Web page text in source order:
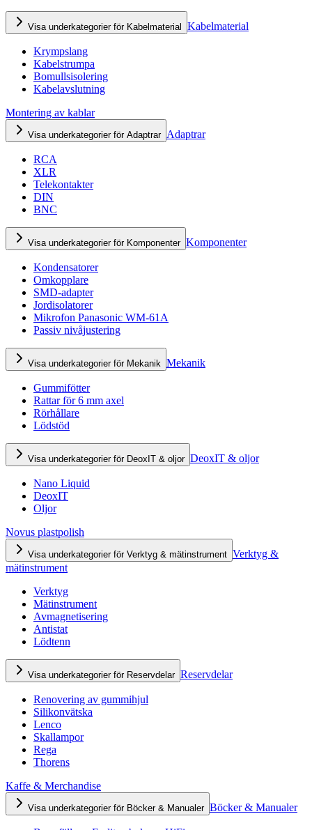
Visa underkategorier för Kabelmaterial Kabelmaterial
Krympslang
Kabelstrumpa
Bomullsisolering
Kabelavslutning
Montering av kablar
Visa underkategorier för Adaptrar Adaptrar
RCA
XLR
Telekontakter
DIN
BNC
Visa underkategorier för Komponenter Komponenter
Kondensatorer
Omkopplare
SMD-adapter
Jordisolatorer
Mikrofon Panasonic WM-61A
Passiv nivåjustering
Visa underkategorier för Mekanik Mekanik
Gummifötter
Rattar för 6 mm axel
Rörhållare
Lödstöd
Visa underkategorier för DeoxIT & oljor DeoxIT & oljor
Nano Liquid
DeoxIT
Oljor
Novus plastpolish
Visa underkategorier för Verktyg & mätinstrument Verktyg &
mätinstrument
Verktyg
Mätinstrument
Avmagnetisering
Antistat
Lödtenn
Visa underkategorier för Reservdelar Reservdelar
Renovering av gummihjul
Silikonvätska
Lenco
Skallampor
Rega
Thorens
Kaffe & Merchandise
Visa underkategorier för Böcker & Manualer Böcker & Manualer